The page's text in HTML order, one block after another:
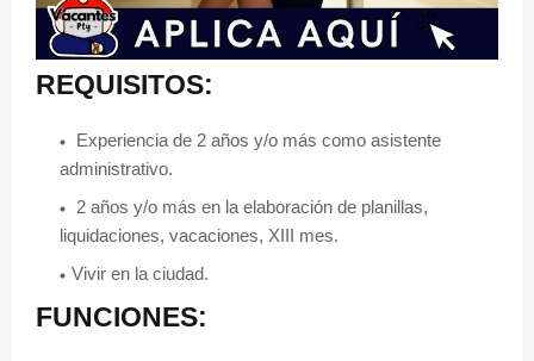
REQUISITOS:
Experiencia de 2 años y/o más como asistente
administrativo.
2 años y/o más en la elaboración de planillas,
liquidaciones, vacaciones, XIII mes.
Vivir en la ciudad.
FUNCIONES: